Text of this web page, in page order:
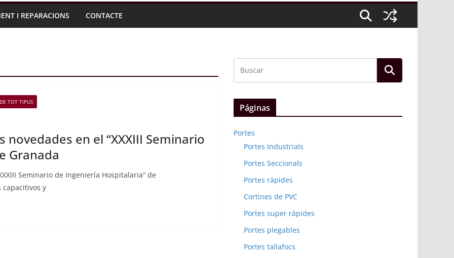
I REPARACIONS CONTACTE
TOT TIPUS
en el “XXXIII Seminario
Granada
Seminario de Ingeniería Hospitalaria” de
capacitivos y
Páginas
Portes
Portes Industrials
Portes Seccionals
Portes ràpides
Cortines de PVC
Portes super ràpides
Portes plegables
Portes tallafocs